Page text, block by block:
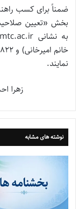
ضمناً برای کسب
بخش «تعیین
نمایند.
زهرا
نوشته های مشابه